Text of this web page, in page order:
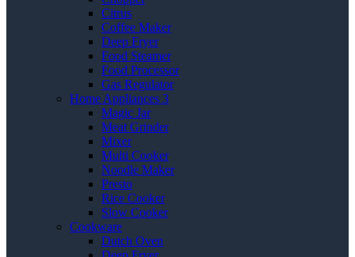
Citrus
Coffee Maker
Deep Fryer
Food Steamer
Food Processor
Gas Regulator
Home Appliances 3
Magic Jar
Meat Grinder
Mixer
Multi Cooker
Noodle Maker
Presto
Rice Cooker
Slow Cooker
Cookware
Dutch Oven